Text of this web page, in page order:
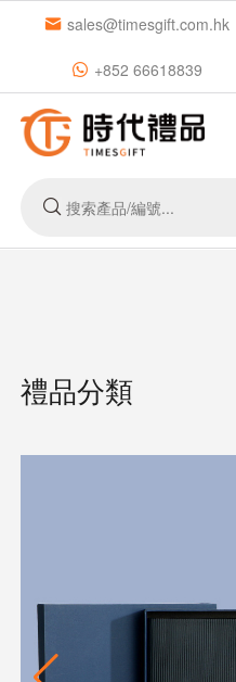
sales@timesgift.com.hk
+852 66618839
禮品分類